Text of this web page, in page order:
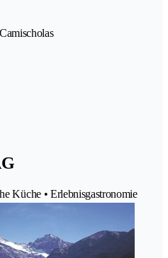
Küche • Erlebnisgastronomie